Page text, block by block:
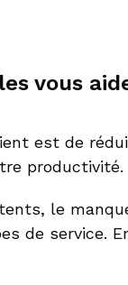
vous
est de
productivité.
le
de service.